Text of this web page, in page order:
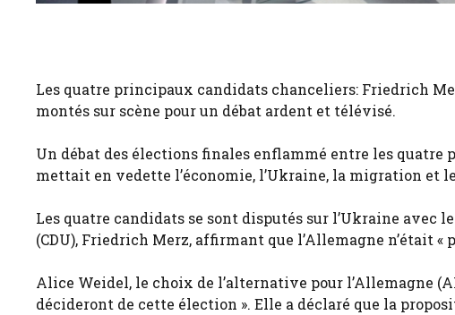
Les quatre principaux candidats chanceliers: Friedrich
montés sur scène pour un débat ardent et télévisé.
Un débat des élections finales enflammé entre les
mettait en vedette l’économie, l’Ukraine, la migration et
Les quatre candidats se sont disputés sur l’Ukraine
(CDU), Friedrich Merz, affirmant que l’Allemagne n’était «
Alice Weidel, le choix de l’alternative pour l’Allemagne
décideront de cette élection ». Elle a déclaré que la